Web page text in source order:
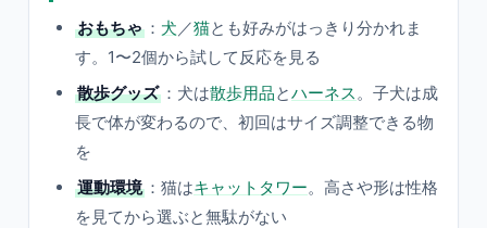
おもちゃ ： 犬 ／猫とも好みがはっきり分かれま
す。1〜2個から試して反応を見る
散歩グッズ ：犬は散歩用品とハーネス。子犬は成
長で体が変わるので、初回はサイズ調整できる物
を
運動環境 ：猫はキャットタワー。高さや形は性格
を見てから選ぶと無駄がない